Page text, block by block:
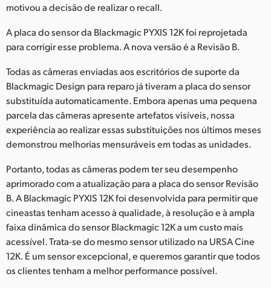
Netherlands
New Zealand
Poland
Portugal
Singapore
South Africa
Spain
Sweden
Chinese Taipei
Turkey
motivou a decisão de realizar o recall.
A placa do sensor da Blackmagic PYXIS 12K foi reprojetada
para corrigir esse problema. A nova versão é a Revisão B.
Todas as câmeras enviadas aos escritórios de suporte da
Blackmagic Design para reparo já tiveram a placa do sensor
substituída automaticamente. Embora apenas uma pequena
parcela das câmeras apresente artefatos visíveis, nossa
experiência ao realizar essas substituições nos últimos meses
demonstrou melhorias mensuráveis em todas as unidades.
Portanto, todas as câmeras podem ter seu desempenho
aprimorado com a atualização para a placa do sensor Revisão
B. A Blackmagic PYXIS 12K foi desenvolvida para permitir que
cineastas tenham acesso à qualidade, à resolução e à ampla
faixa dinâmica do sensor Blackmagic 12K a um custo mais
acessível. Trata-se do mesmo sensor utilizado na URSA Cine
12K. É um sensor excepcional, e queremos garantir que todos
os clientes tenham a melhor performance possível.